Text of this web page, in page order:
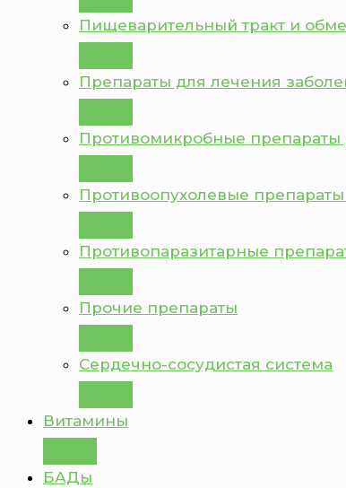
Пищеварительный тракт и
Препараты для лечения
Противомикробные
Противоопухолевые
Противопаразитарные
Прочие препараты
Сердечно-сосудистая система
Витамины
БАДы